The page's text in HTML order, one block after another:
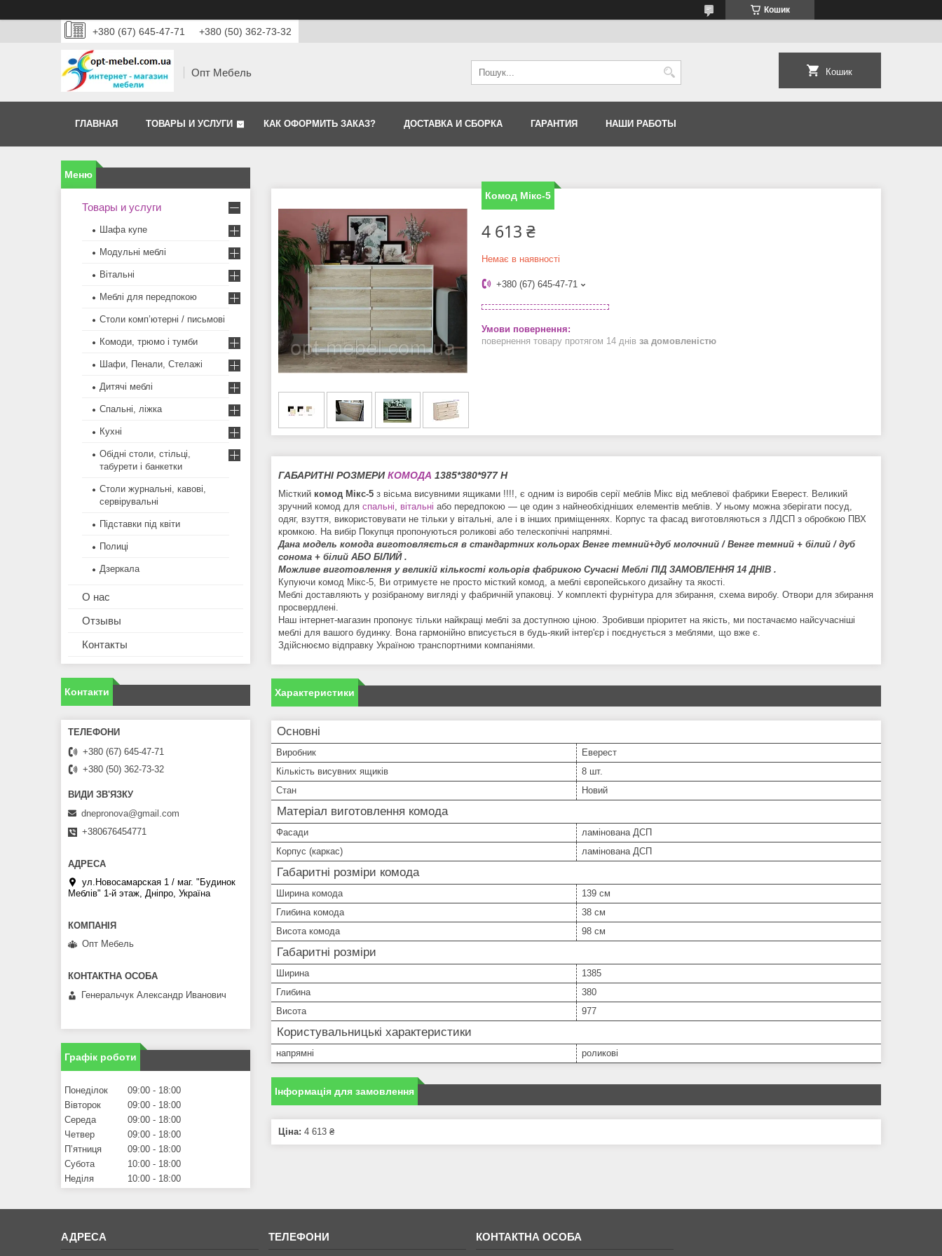
Кошик
+380 (67) 645-47-71 +380 (50) 362-73-32
Опт Мебель Кошик
ГЛАВНАЯ ТОВАРЫ И УСЛУГИ КАК ОФОРМИТЬ ЗАКАЗ? ДОСТАВКА И СБОРКА ГАРАНТИЯ НАШИ РАБОТЫ
Комод Мікс-5
4 613 ₴
Немає в наявності
+380 (67) 645-47-71
повернення товару протягом 14 днів за домовленістю
ГАБАРИТНІ РОЗМЕРИКОМОДА 1385*380*977 Н
Місткий комод Мікс-5 з вісьма висувними ящиками !!!!, є одним із виробів серії меблів Мікс від меблевої фабрики Еверест. Великий
зручний комод для спальні, вітальні або передпокою — це один з найнеобхідніших елементів меблів. У ньому можна зберігати посуд,
одяг, взуття, використовувати не тільки у вітальні, але і в інших приміщеннях. Корпус та фасад виготовляються з ЛДСП з обробкою ПВХ
кромкою. На вибір Покупця пропонуються роликові або телескопічні напрямні.
Дана модель комода виготовляється в стандартних кольорах Венге темний+дуб молочний / Венге темний + білий / дуб
сонома + білий АБО БІЛИЙ .
Можливе виготовлення у великій кількості кольорів фабрикою Сучаснi Меблi ПІД ЗАМОВЛЕННЯ 14 ДНІВ .
Купуючи комод Мікс-5, Ви отримуєте не просто місткий комод, а меблі європейського дизайну та якості.
Меблі доставляють у розібраному вигляді у фабричній упаковці. У комплекті фурнітура для збирання, схема виробу. Отвори для збирання
просвердлені.
Наш інтернет-магазин пропонує тільки найкращі меблі за доступною ціною. Зробивши пріоритет на якість, ми постачаємо найсучасніші
меблі для вашого будинку. Вона гармонійно вписується в будь-який інтер'єр і поєднується з меблями, що вже є.
Здійснюємо відправку Україною транспортними компаніями.
Характеристики
Основні
Виробник
Еверест
Кількість висувних ящиків
8 шт.
Стан
Новий
Матеріал виготовлення комода
Фасади
ламінована ДСП
Корпус (каркас)
ламінована ДСП
Габаритні розміри комода
Ширина комода
139 см
Глибина комода
38 см
Висота комода
98 см
Габаритні розміри
Ширина
1385
Глибина
380
Висота
977
Користувальницькі характеристики
напрямні роликові
Інформація для замовлення
Ціна: 4 613 ₴
Товары и услуги
Шафа купе
Модульні меблі
Вітальні
Меблi для передпокою
Столи комп’ютерні / письмові
Комоди, трюмо і тумби
Шафи, Пенали, Стелажі
Дитячі меблі
Спальні, ліжка
Кухні
Обідні столи, стільці,
табурети і банкетки
Столи журнальні, кавові,
сервірувальні
Підставки під квіти
Полиці
Дзеркала
О нас
Отзывы
Контакты
Контакти
+380 (67) 645-47-71
+380 (50) 362-73-32
dnepronova@gmail.com
+380676454771
ул.Новосамарская 1 / маг. "Будинок
Меблiв" 1-й этаж, Дніпро, Україна
Опт Мебель
Генеральчук Александр Иванович
Графік роботи
Понеділок 09:00
18:00
Вівторок
09:00
18:00
Середа
09:00
18:00
Четвер
09:00
18:00
Пʼятниця
09:00
18:00
Субота
10:00
18:00
Неділя
10:00 18:00